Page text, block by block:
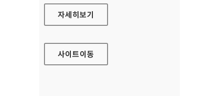
대구공공시설관리공단 대표
자세히보기
사이트이동